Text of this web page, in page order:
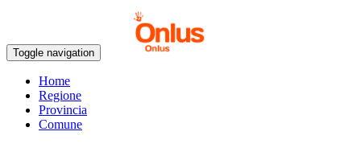
Toggle navigation
Home
Regione
Provincia
Comune